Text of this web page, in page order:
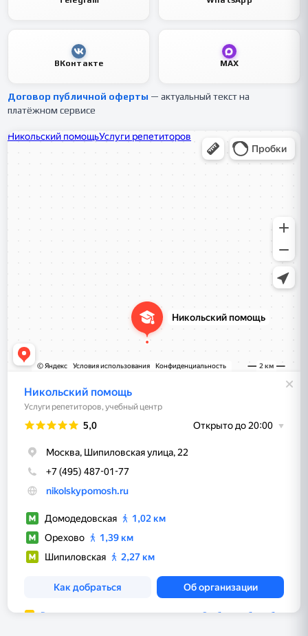
ВКонтакте MAX
Договор публичной оферты — актуальный текст на
платёжном сервисе